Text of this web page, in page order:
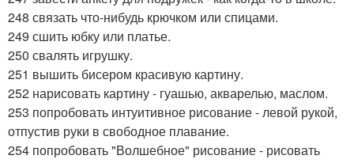
248 связать что-нибудь крючком или спицами.
249 сшить юбку или платье.
250 свалять игрушку.
251 вышить бисером красивую картину.
252 нарисовать картину - гуашью, акварелью, маслом.
253 попробовать интуитивное рисование - левой рукой,
отпустив руки в свободное плавание.
254 попробовать "Волшебное" рисование - рисовать